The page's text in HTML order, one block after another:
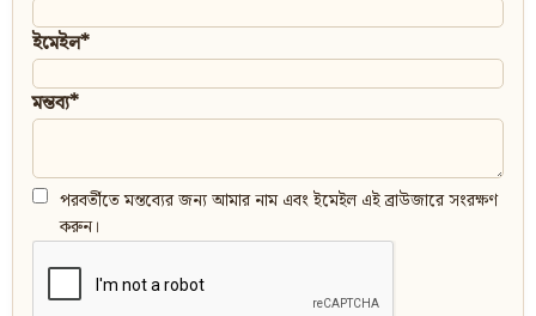
ইমেইল*
মন্তব্য*
পরবর্তীতে মন্তব্যের জন্য আমার নাম এবং ইমেইল এই ব্রাউজারে সংরক্ষণ
করুন।